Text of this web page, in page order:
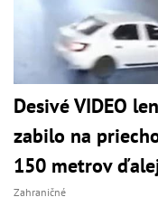
Desivé VIDEO
zabilo na
150 metrov
Zahraničné